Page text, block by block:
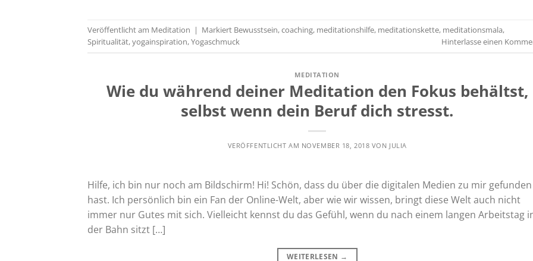
Veröffentlicht am Meditation | Markiert Bewusstsein,coaching, meditationshilfe, meditationskette, meditationsmala,
Spiritualität,yogainspiration,Yogaschmuck Hinterlasse einen
MEDITATION
Wie du während deiner Meditation den Fokus behältst,
selbst wenn dein Beruf dich stresst.
VERÖFFENTLICHT AM NOVEMBER 18, 2018 VON JULIA
Hilfe, ich bin nur noch am Bildschirm! Hi! Schön, dass du über die digitalen Medien zu mir gefunden
hast. Ich persönlich bin ein Fan der Online-Welt, aber wie wir wissen, bringt diese Welt auch nicht
immer nur Gutes mit sich. Vielleicht kennst du das Gefühl, wenn du nach einem langen Arbeitstag
der Bahn sitzt […]
WEITERLESEN →